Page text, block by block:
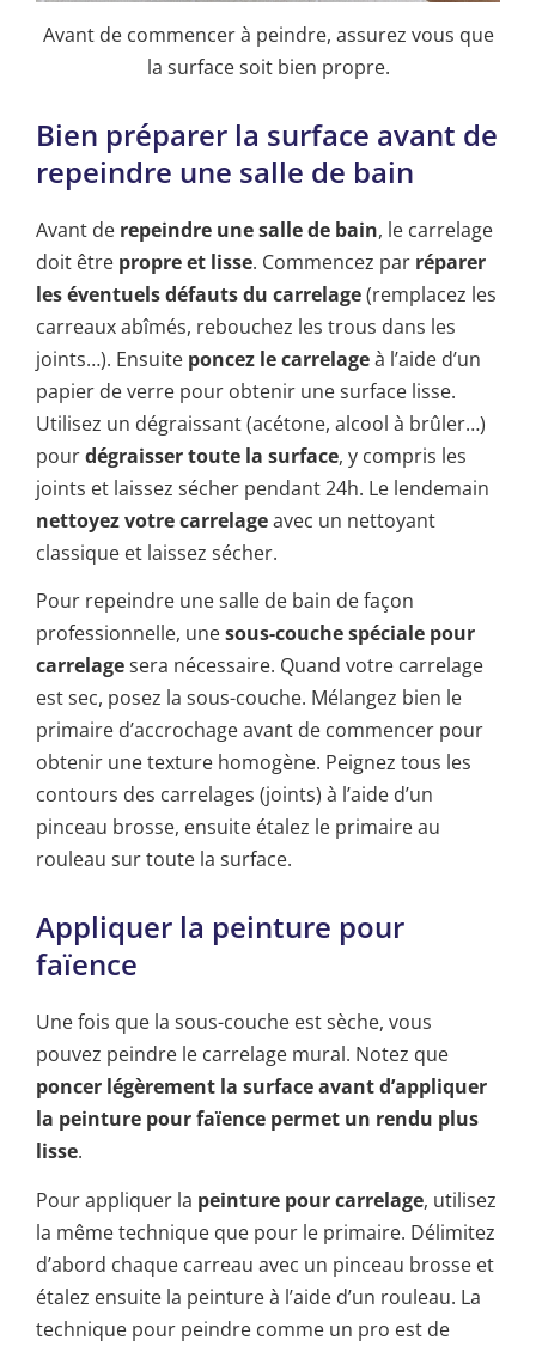
Avant de commencer à peindre, assurez vous que
la surface soit bien propre.
Bien préparer la surface avant de
repeindre une salle de bain
Avant de repeindre une salle de bain, le carrelage
doit être propre et lisse. Commencez par réparer
les éventuels défauts du carrelage(remplacez les
carreaux abîmés, rebouchez les trous dans les
joints…). Ensuite poncez le carrelageà l’aide d’un
papier de verre pour obtenir une surface lisse.
Utilisez un dégraissant (acétone, alcool à brûler…)
pourdégraisser toute la surface, y compris les
joints et laissez sécher pendant 24h. Le lendemain
nettoyez votre carrelageavec un nettoyant
classique et laissez sécher.
Pour repeindre une salle de bain de façon
professionnelle, unesous-couche spéciale pour
carrelagesera nécessaire. Quand votre carrelage
est sec, posez la sous-couche. Mélangez bien le
primaire d’accrochage avant de commencer pour
obtenir une texture homogène. Peignez tous les
contours des carrelages (joints) à l’aide d’un
pinceau brosse, ensuite étalez le primaire au
rouleau sur toute la surface.
Appliquer la peinture pour
faïence
Une fois que la sous-couche est sèche, vous
pouvez peindre le carrelage mural. Notez que
poncer légèrement la surface avant d’appliquer
la peinture pour faïence permet un rendu plus
lisse.
Pour appliquer la peinture pour carrelage, utilisez
la même technique que pour le primaire. Délimitez
d’abord chaque carreau avec un pinceau brosse et
étalez ensuite la peinture à l’aide d’un rouleau. La
technique pour peindre comme un pro est de